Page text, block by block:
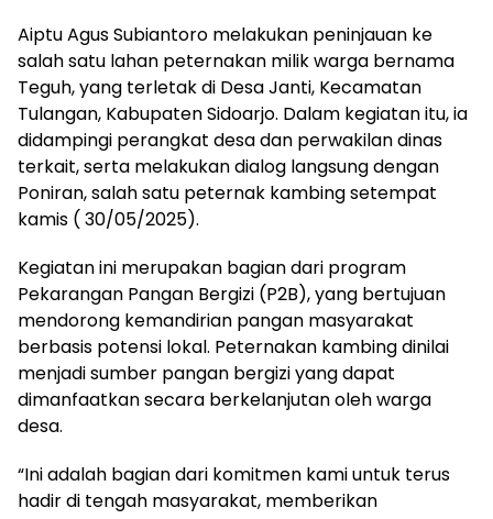
Aiptu Agus Subiantoro melakukan peninjauan ke
salah satu lahan peternakan milik warga bernama
Teguh, yang terletak di Desa Janti, Kecamatan
Tulangan, Kabupaten Sidoarjo. Dalam kegiatan itu, ia
didampingi perangkat desa dan perwakilan dinas
terkait, serta melakukan dialog langsung dengan
Poniran, salah satu peternak kambing setempat
kamis ( 30/05/2025).
Kegiatan ini merupakan bagian dari program
Pekarangan Pangan Bergizi (P2B), yang bertujuan
mendorong kemandirian pangan masyarakat
berbasis potensi lokal. Peternakan kambing dinilai
menjadi sumber pangan bergizi yang dapat
dimanfaatkan secara berkelanjutan oleh warga
desa.
“Ini adalah bagian dari komitmen kami untuk terus
hadir di tengah masyarakat, memberikan